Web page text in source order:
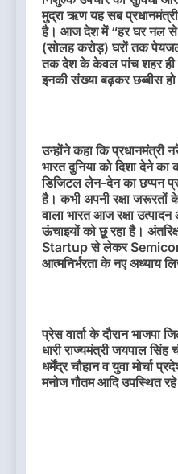
मुद्रा ऋण यह सब
है। आज देश में “हर घर नल
(सोलह करोड़) घरों तक
तक देश के केवल पांच शहर
इनकी संख्या बढ़कर छब्बीस
उन्होंने कहा कि
भारत दुनिया को दिशा देने
डिजिटल लेन-देन का छप्पन
है। कभी अपनी रक्षा जरूरतों के
वाला भारत आज रक्षा
ऊंचाइयों को छू रहा है।
Startup से लेकर
आत्मनिर्भरता के नए अध्याय
प्रेस वार्ता के दौरान भाजपा
धारी राज्यमंत्री जयपाल सिंह
धर्मेंद्र चौहान व युवा मोर्चा
मनोज गौतम आदि उपस्थित